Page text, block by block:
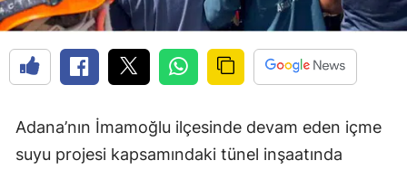
Adana’nın İmamoğlu ilçesinde devam eden içme
suyu projesi kapsamındaki tünel inşaatında